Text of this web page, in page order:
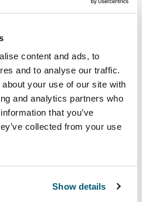
content and ads, to
and to analyse our traffic.
your use of our site with
and analytics partners who
that you’ve
collected from your use
Show details